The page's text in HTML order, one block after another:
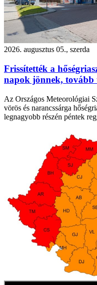
2026. augusztus 05., szerda
Frissítették a
napok jönnek,
Az Országos Meteorológiai
vörös és narancssárga
legnagyobb részén péntek